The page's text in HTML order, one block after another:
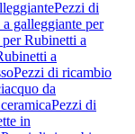
Pezzi di
galleggiante per
Rubinetti a
a
Pezzi di ricambio
da
Pezzi di
in